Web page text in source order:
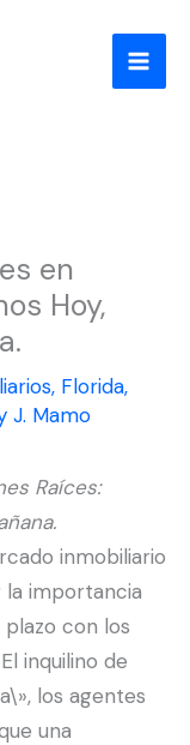
en
Hoy,
, Florida,
J. Mamo
Raíces:
inmobiliario
importancia
con los
inquilino de
los agentes
una